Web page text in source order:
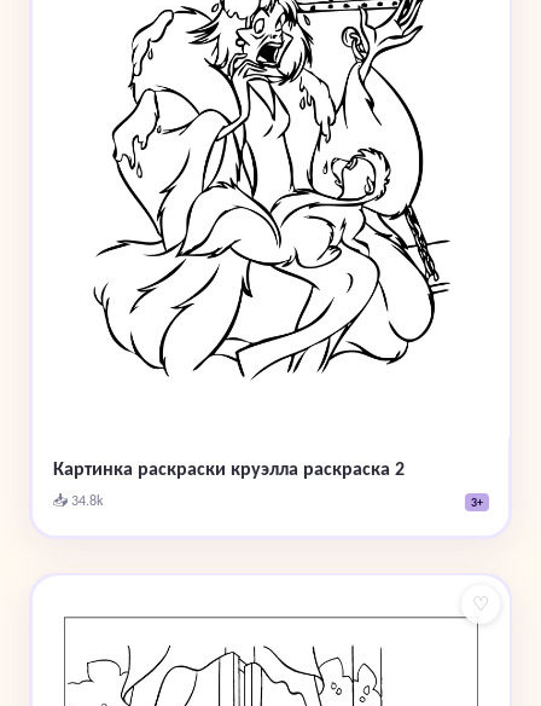
Картинка раскраски круэлла раскраска 2
📥 34.8k 3+
♡